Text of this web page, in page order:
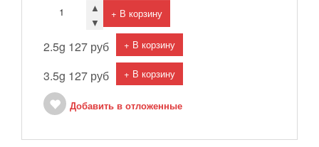
▲
▼
+ В корзину
2.5g 127 руб + В корзину
3.5g 127 руб + В корзину
Добавить в отложенные